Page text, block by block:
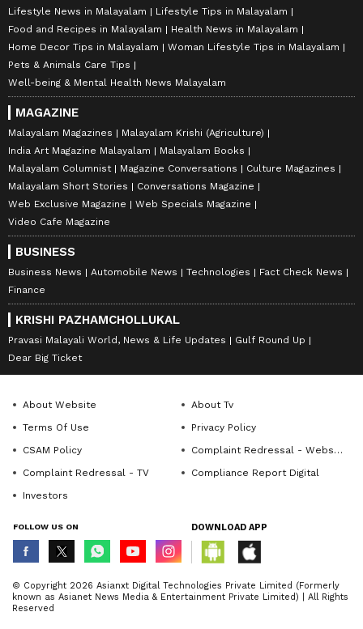
Lifestyle News in Malayalam
Lifestyle Tips in Malayalam
Food and Recipes in Malayalam
Health News in Malayalam
Home Decor Tips in Malayalam
Woman Lifestyle Tips in Malayalam
Pets & Animals Care Tips
Well-being & Mental Health News Malayalam
MAGAZINE
Malayalam Magazines
Malayalam Krishi (Agriculture)
India Art Magazine Malayalam
Malayalam Books
Malayalam Columnist
Magazine Conversations
Culture Magazines
Malayalam Short Stories
Conversations Magazine
Web Exclusive Magazine
Web Specials Magazine
Video Cafe Magazine
BUSINESS
Business News Automobile News Technologies
Fact Check News
Finance
KRISHI PAZHAMCHOLLUKAL
Pravasi Malayali World, News & Life Updates
Gulf Round Up
Dear Big Ticket
About Website
About Tv
Terms Of Use
Privacy Policy
CSAM Policy
Complaint Redressal - Website
Complaint Redressal - TV
Compliance Report Digital
Investors
FOLLOW US ON DOWNLOAD APP
© Copyright 2026 Asianxt Digital Technologies Private Limited (Formerly
known as Asianet News Media & Entertainment Private Limited) | All Rights
Reserved